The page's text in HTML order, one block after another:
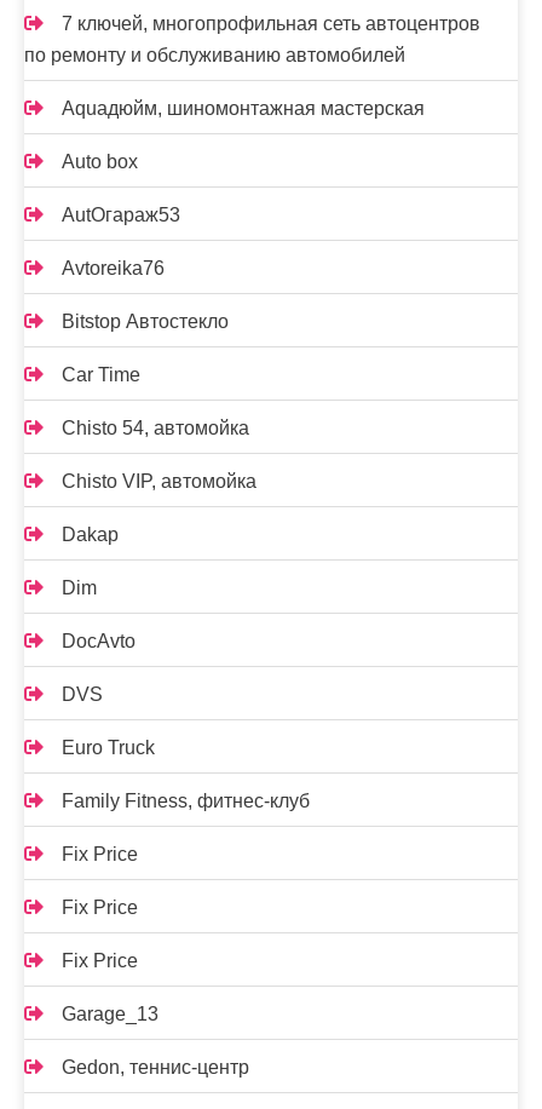
7 ключей, многопрофильная сеть автоцентров
по ремонту и обслуживанию автомобилей
Aquaдюйм, шиномонтажная мастерская
Auto box
AutOгараж53
Avtoreika76
Bitstop Автостекло
Car Time
Chisto 54, автомойка
Chisto VIP, автомойка
Dakap
Dim
DocAvto
DVS
Euro Truck
Family Fitness, фитнес-клуб
Fix Price
Fix Price
Fix Price
Garage_13
Gedon, теннис-центр